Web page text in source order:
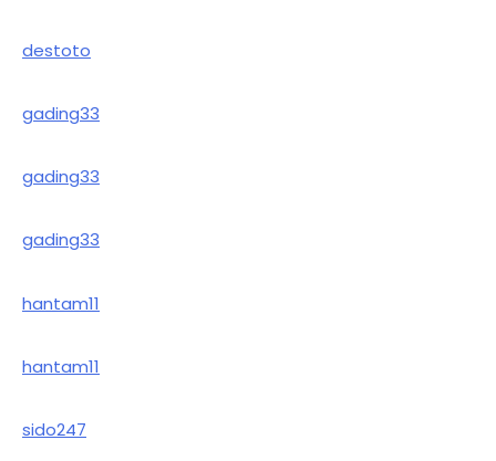
destoto
gading33
gading33
gading33
hantam11
hantam11
sido247